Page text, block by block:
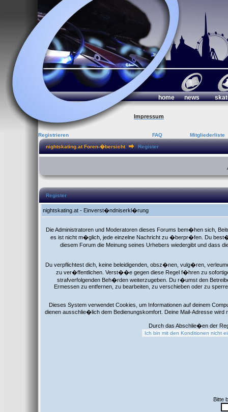
home news
Impressum
Registrieren FAQ Mitgliederliste
nightskating.at Foren-�bersicht Register
Register
nightskating.at - Einverst�ndniserkl�rung
Die Administratoren und Moderatoren dieses Forums bem�hen sich,
es ist nicht m�glich, jede einzelne Nachricht zu �berpr�fen. Du
diesem Forum die Meinung seines Urhebers wiedergibt und dass
Du verpflichtest dich, keine beleidigenden, obsz�nen, vulg�ren,
zu ver�ffentlichen. Verst��e gegen diese Regel f�hren zu
strafverfolgenden Beh�rden weiterzugeben. Du r�umst den
Ermessen zu entfernen, zu bearbeiten, zu verschieben oder zu
Dieses System verwendet Cookies, um Informationen auf deinem
dienen ausschlie�lich dem Bedienungskomfort. Deine Mail-Adresse
Durch das Abschlie�en der
Bitte